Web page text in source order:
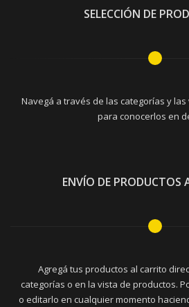
SELECCIÓN DE
Navegá a través de las categorías y
para conocerlos en
ENVÍO DE PRODUCTOS
Agregá tus productos al carrito
categorías o en la vista de productos.
o editarlo en cualquier momento